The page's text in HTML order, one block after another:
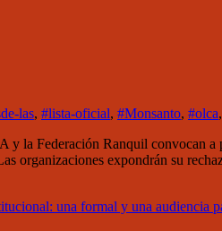
las, #lista-oficial, #Monsanto, #olca,
Federación Ranquil convocan a
organizaciones expondrán su
una formal y una audiencia